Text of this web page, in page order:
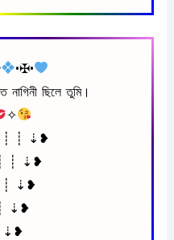
•✠•
নাগিনী ছিলে তুমি।
✧
┊ ┊ ⇣❥
┊ ⇣❥
┊ ⇣❥
⇣❥
⇣❥